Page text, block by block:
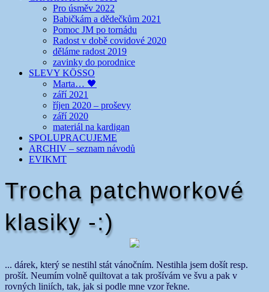
Pro úsměv 2022
Babičkám a dědečkům 2021
Pomoc JM po tornádu
Radost v době covidové 2020
děláme radost 2019
zavinky do porodnice
SLEVY KÖSSO
Marta… 🖤
září 2021
říjen 2020 – proševy
září 2020
materiál na kardigan
SPOLUPRACUJEME
ARCHIV – seznam návodů
EVIKMT
Trocha patchworkové
klasiky -:)
... dárek, který se nestihl stát vánočním. Nestihla jsem došít resp.
prošít. Neumím volně quiltovat a tak prošívám ve švu a pak v
rovných liniích, tak, jak si podle mne vzor řekne.